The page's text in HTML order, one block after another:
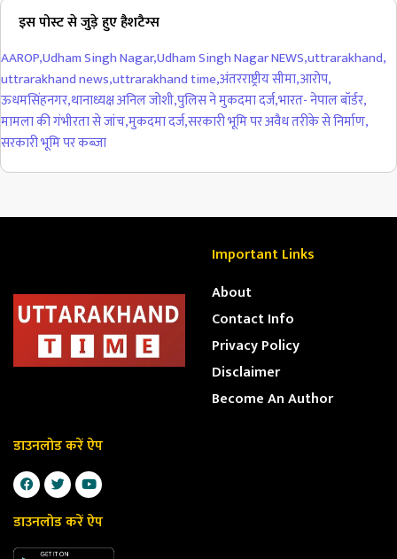
इस पोस्ट से जुड़े हुए हैशटैग्स
AAROP,Udham Singh Nagar,Udham Singh Nagar NEWS,uttrarakhand,
uttrarakhand news,uttrarakhand time,अंतरराष्ट्रीय सीमा,आरोप,
ऊधमसिंहनगर,थानाध्यक्ष अनिल जोशी,पुलिस ने मुकदमा दर्ज,भारत- नेपाल बॉर्डर,
मामला की गंभीरता से जांच,मुकदमा दर्ज,सरकारी भूमि पर अवैध तरीके से निर्माण,
सरकारी भूमि पर कब्जा
Important Links
About
Contact Info
Privacy Policy
Disclaimer
Become An Author
डाउनलोड करें ऐप
डाउनलोड करें ऐप